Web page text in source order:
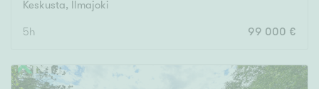
Keskusta, Ilmajoki
5h 99 000 €